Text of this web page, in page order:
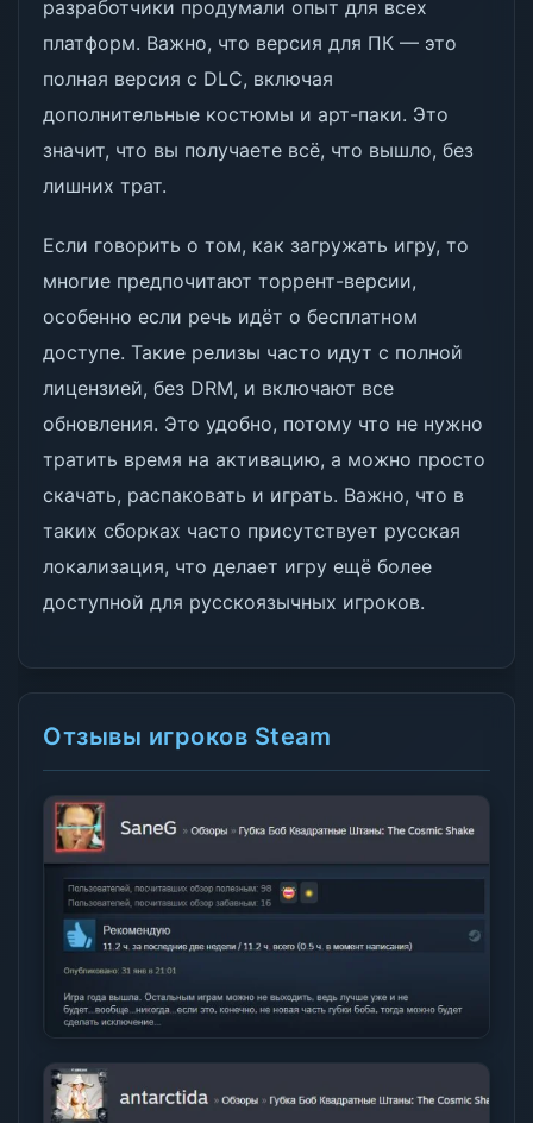
разработчики продумали опыт для всех
платформ. Важно, что версия для ПК — это
полная версия с DLC, включая
дополнительные костюмы и арт-паки. Это
значит, что вы получаете всё, что вышло, без
лишних трат.
Если говорить о том, как загружать игру, то
многие предпочитают торрент-версии,
особенно если речь идёт о бесплатном
доступе. Такие релизы часто идут с полной
лицензией, без DRM, и включают все
обновления. Это удобно, потому что не нужно
тратить время на активацию, а можно просто
скачать, распаковать и играть. Важно, что в
таких сборках часто присутствует русская
локализация, что делает игру ещё более
доступной для русскоязычных игроков.
Отзывы игроков Steam